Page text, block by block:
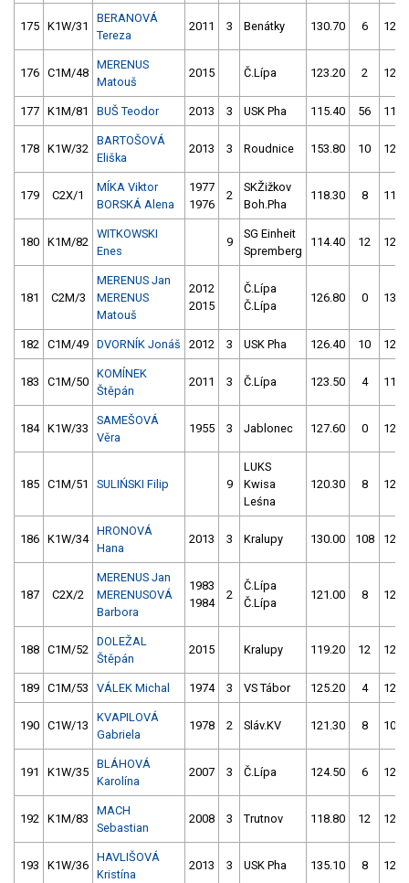
175 K1W/31
BERANOVÁ
Tereza
2011 3 Benátky 130.70 6
176 C1M/48
MERENUS
Matouš
2015 Č.Lípa 123.20 2
177 K1M/81 BUŠ Teodor 2013 3 USK Pha 115.40 56
178 K1W/32
BARTOŠOVÁ
Eliška
2013 3 Roudnice 153.80 10
179 C2X/1
MÍKA Viktor
BORSKÁ Alena
1977
1976
2
SKŽižkov
Boh.Pha
118.30 8
180 K1M/82
WITKOWSKI
Enes
9
SG Einheit
Spremberg
114.40 12
181 C2M/3
MERENUS Jan
MERENUS
Matouš
2012
2015
Č.Lípa
Č.Lípa
126.80 0
182 C1M/49 DVORNÍK Jonáš 2012 3 USK Pha 126.40 10
183 C1M/50
KOMÍNEK
Štěpán
2011 3 Č.Lípa 123.50 4
184 K1W/33
SAMEŠOVÁ
Věra
1955 3 Jablonec 127.60 0
185 C1M/51 SULIŃSKI Filip 9
LUKS
Kwisa
Leśna
120.30 8
186 K1W/34
HRONOVÁ
Hana
2013 3 Kralupy 130.00 108
187 C2X/2
MERENUS Jan
MERENUSOVÁ
Barbora
1983
1984
2
Č.Lípa
Č.Lípa
121.00 8
188 C1M/52
DOLEŽAL
Štěpán
2015 Kralupy 119.20 12
189 C1M/53 VÁLEK Michal 1974 3 VS Tábor 125.20 4
190 C1W/13
KVAPILOVÁ
Gabriela
1978 2 Sláv.KV 121.30 8
191 K1W/35
BLÁHOVÁ
Karolína
2007 3 Č.Lípa 124.50 6
192 K1M/83
MACH
Sebastian
2008 3 Trutnov 118.80 12
193 K1W/36
HAVLIŠOVÁ
Kristína
2013 3 USK Pha 135.10 8